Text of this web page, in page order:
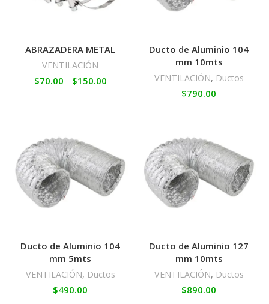
ABRAZADERA METAL
VENTILACIÓN
$70.00 - $150.00
Ducto de Aluminio 104
mm 10mts
VENTILACIÓN, Ductos
$790.00
Ducto de Aluminio 104
mm 5mts
VENTILACIÓN, Ductos
$490.00
Ducto de Aluminio 127
mm 10mts
VENTILACIÓN, Ductos
$890.00